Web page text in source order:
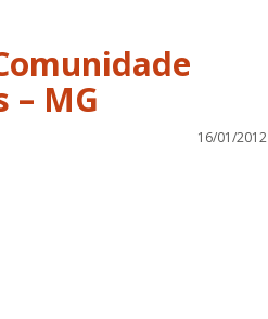
– MG
16/01/2012